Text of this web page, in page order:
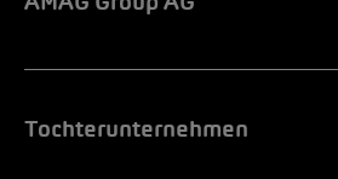
Tochterunternehmen